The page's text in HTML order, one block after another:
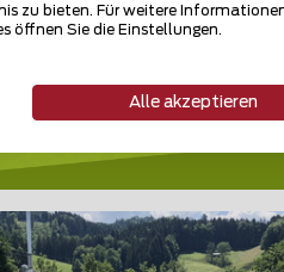
zu bieten. Für weitere
öffnen Sie die Einstellungen.
Alle akzeptieren